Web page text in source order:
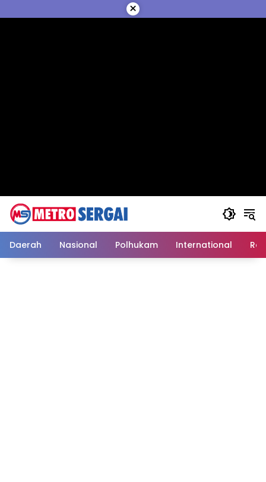
ke
×
Daerah Nasional Polhukam International